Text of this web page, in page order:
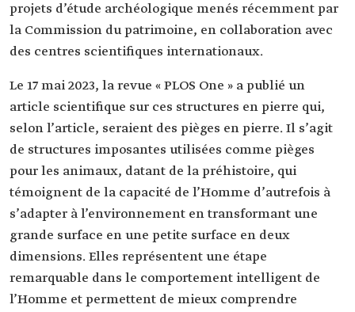
projets d’étude archéologique menés récemment par
la Commission du patrimoine, en collaboration avec
des centres scientifiques internationaux.
Le 17 mai 2023, la revue « PLOS One » a publié un
article scientifique sur ces structures en pierre qui,
selon l’article, seraient des pièges en pierre. Il s’agit
de structures imposantes utilisées comme pièges
pour les animaux, datant de la préhistoire, qui
témoignent de la capacité de l’Homme d’autrefois à
s’adapter à l’environnement en transformant une
grande surface en une petite surface en deux
dimensions. Elles représentent une étape
remarquable dans le comportement intelligent de
l’Homme et permettent de mieux comprendre